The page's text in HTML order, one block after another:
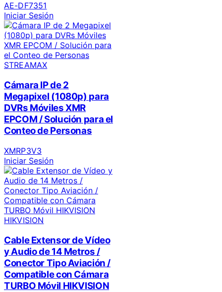
AE-DF7351
Iniciar Sesión
STREAMAX
Cámara IP de 2
Megapixel (1080p) para
DVRs Móviles XMR
EPCOM / Solución para el
Conteo de Personas
XMRP3V3
Iniciar Sesión
HIKVISION
Cable Extensor de Vídeo
y Audio de 14 Metros /
Conector Tipo Aviación /
Compatible con Cámara
TURBO Móvil HIKVISION